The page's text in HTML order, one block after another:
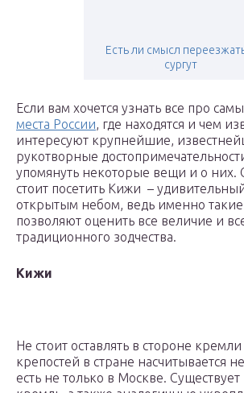
Есть ли смысл
сургут
Если вам хочется узнать все про
места России, где находятся и чем
интересуют крупнейшие,
рукотворные
упомянуть некоторые вещи и о них.
стоит посетить Кижи –
открытым небом, ведь именно
позволяют оценить все величие и
традиционного зодчества.
Кижи
Не стоит оставлять в стороне кремли
крепостей в стране насчитывается
есть не только в Москве.